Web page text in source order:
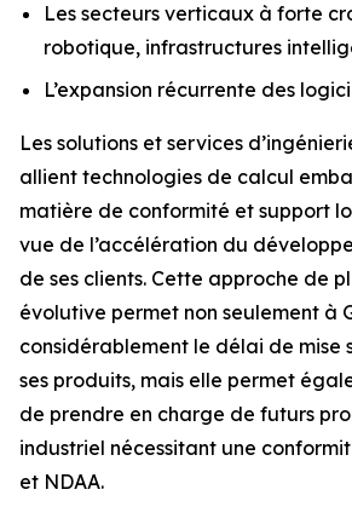
Les secteurs verticaux à forte
robotique, infrastructures
L’expansion récurrente des
Les solutions et services
allient technologies de calcul
matière de conformité et support
vue de l’accélération du
de ses clients. Cette approche de
évolutive permet non seulement à
considérablement le délai de mise
ses produits, mais elle permet
de prendre en charge de futurs
industriel nécessitant une
et NDAA.